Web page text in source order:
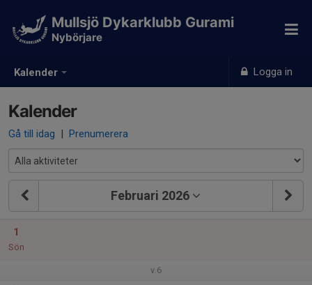
Kalender Logga in
Mullsjö Dykarklubb Gurami
Nybörjare
Kalender
Gå till idag | Prenumerera
Februari 2026
1
Sön
v.6